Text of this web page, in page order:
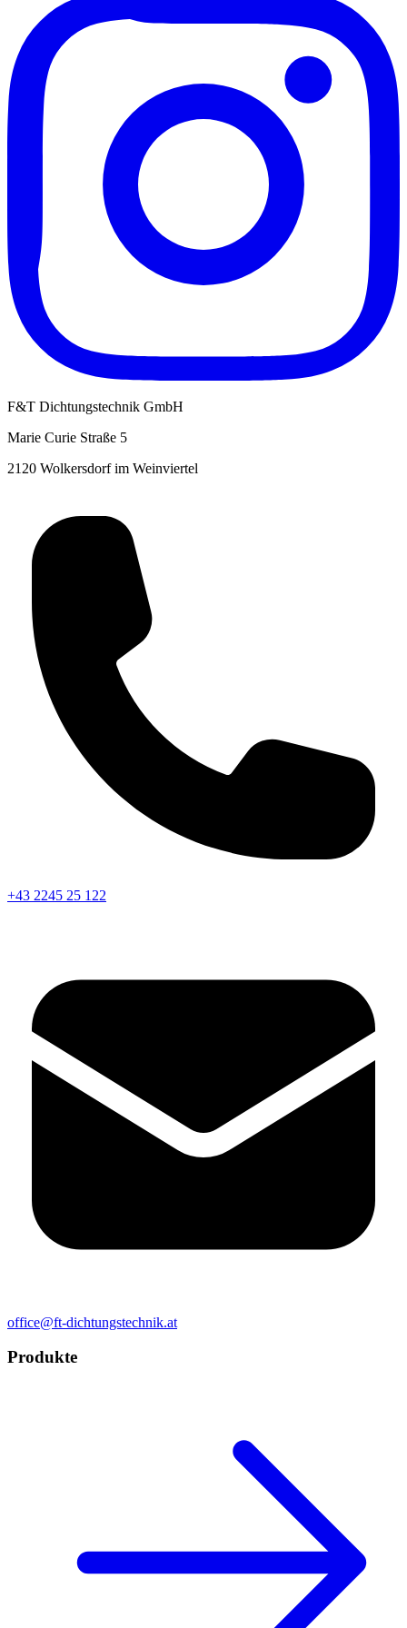
F&T Dichtungstechnik GmbH
Marie Curie Straße 5
2120 Wolkersdorf im Weinviertel
+43 2245 25 122
office@ft-dichtungstechnik.at
Produkte